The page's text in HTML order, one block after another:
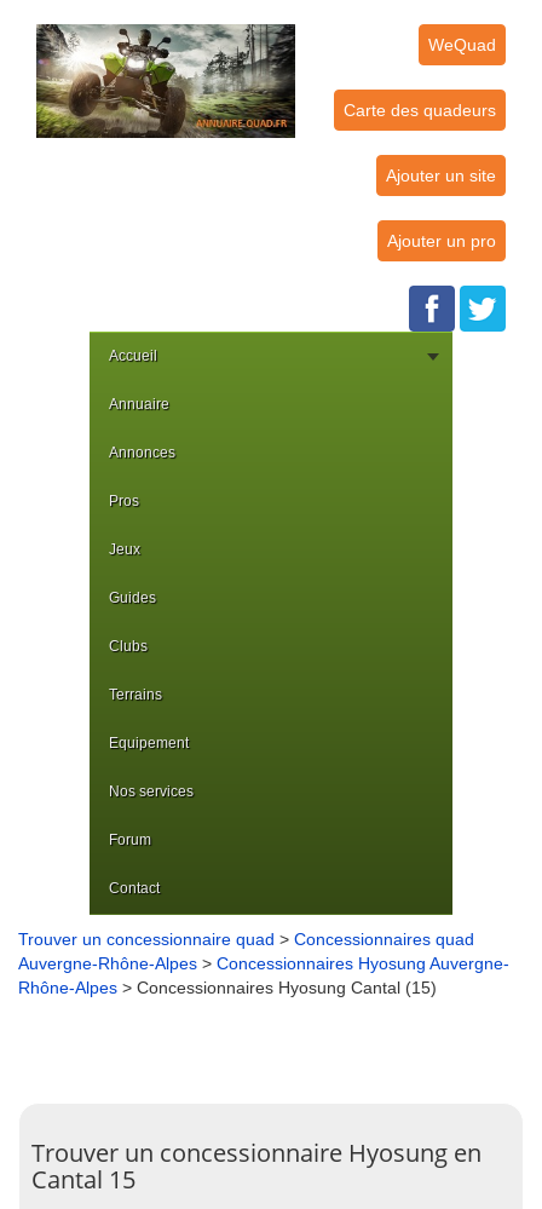
WeQuad
Carte des quadeurs
Ajouter un site
Ajouter un pro
Accueil
Annuaire
Annonces
Pros
Jeux
Guides
Clubs
Terrains
Equipement
Nos services
Forum
Contact
Trouver un concessionnaire quad > Concessionnaires quad
Auvergne-Rhône-Alpes > Concessionnaires Hyosung Auvergne-
Rhône-Alpes > Concessionnaires Hyosung Cantal (15)
Trouver un concessionnaire Hyosung en
Cantal 15